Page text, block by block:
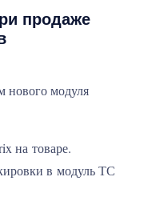
продаже
нового модуля
на товаре.
в модуль ТС